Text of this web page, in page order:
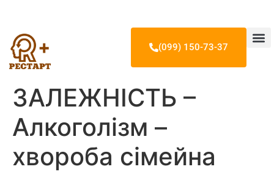
(099) 150-73-37
ЗАЛЕЖНІСТЬ –
Алкоголізм –
хвороба сімейна